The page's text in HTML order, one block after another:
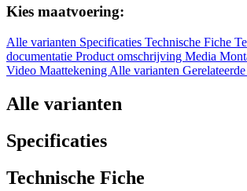
Kies maatvoering:
Alle varianten Specificaties Technische Fiche
documentatie Product omschrijving Media
Video Maattekening Alle varianten
Alle varianten
Specificaties
Technische Fiche